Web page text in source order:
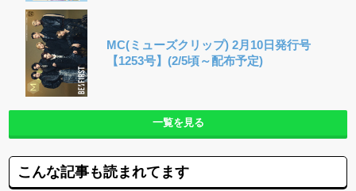
MC(ミューズクリップ) 2月10日発行号
【1253号】(2/5頃～配布予定)
一覧を見る
こんな記事も読まれてます